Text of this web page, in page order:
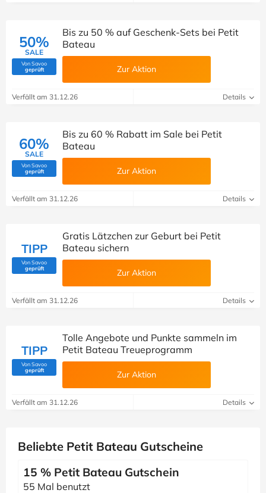
50%
SALE
Von Savoo
geprüft(Von Savoo geprüft)
Bis zu 50 % auf Geschenk-Sets bei Petit
Bateau
Zur Aktion
Verfällt am 31.12.26 Details
60%
SALE
Von Savoo
geprüft(Von Savoo geprüft)
Bis zu 60 % Rabatt im Sale bei Petit
Bateau
Zur Aktion
Verfällt am 31.12.26 Details
TIPP
Von Savoo
geprüft(Von Savoo geprüft)
Gratis Lätzchen zur Geburt bei Petit
Bateau sichern
Zur Aktion
Verfällt am 31.12.26 Details
TIPP
Von Savoo
geprüft(Von Savoo geprüft)
Tolle Angebote und Punkte sammeln im
Petit Bateau Treueprogramm
Zur Aktion
Verfällt am 31.12.26 Details
Beliebte Petit Bateau Gutscheine
15 % Petit Bateau Gutschein
55 Mal benutzt